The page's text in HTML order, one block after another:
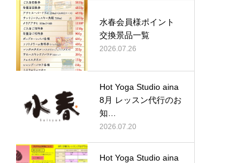
水春会員様ポイント
交換景品一覧
2026.07.26
Hot Yoga Studio aina
8月 レッスン代行のお
知…
2026.07.20
Hot Yoga Studio aina